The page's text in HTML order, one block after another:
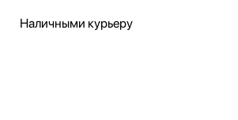
Наличными курьеру